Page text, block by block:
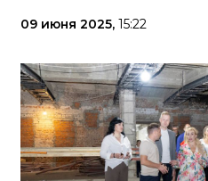
09 июня 2025, 15:22